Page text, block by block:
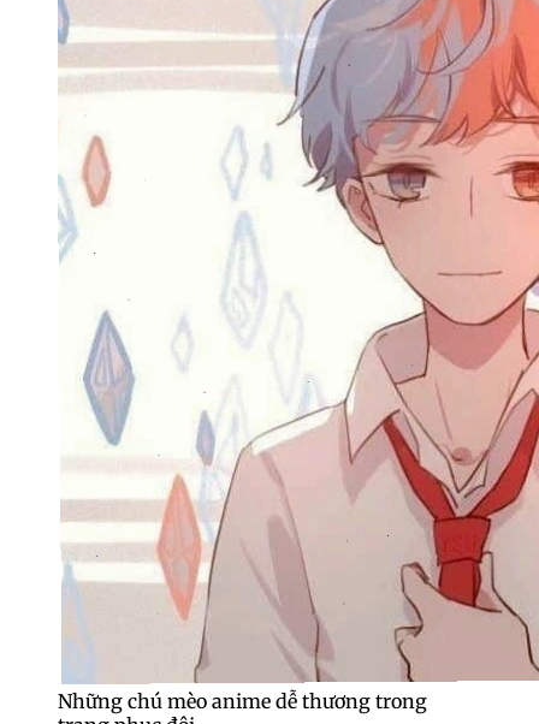
Những chú mèo anime dễ thương trong